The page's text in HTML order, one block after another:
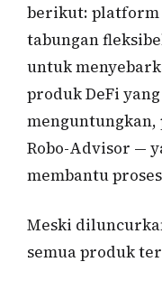
berikut:
tabungan
untuk
produk DeFi
Robo-Advisor —
membantu
Meski
semua produk